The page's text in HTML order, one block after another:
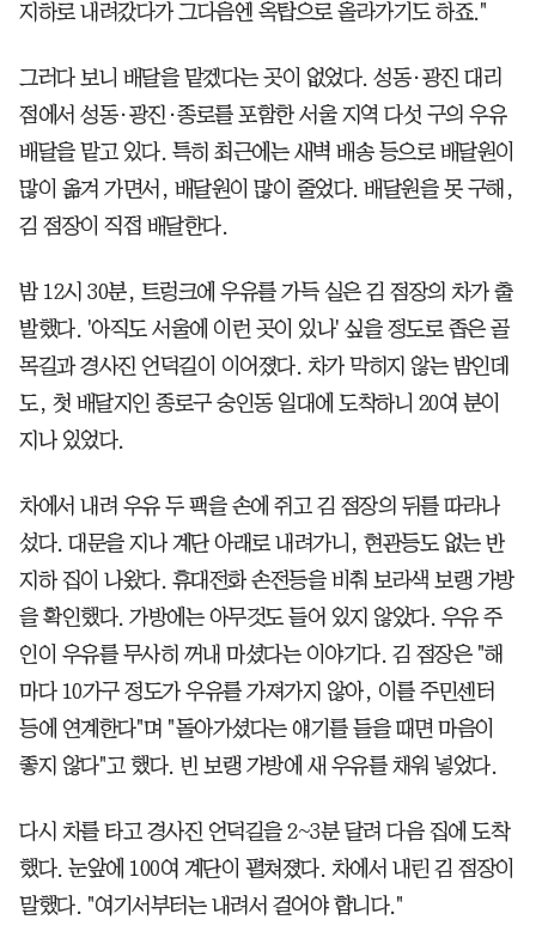
지하로 내려갔다가 그다음엔 옥탑으로 올라가기도 하죠."
그러다 보니 배달을 맡겠다는 곳이 없었다. 성동·광진 대리
점에서 성동·광진·종로를 포함한 서울 지역 다섯 구의 우유
배달을 맡고 있다. 특히 최근에는 새벽 배송 등으로 배달원이
많이 옮겨 가면서, 배달원이 많이 줄었다. 배달원을 못 구해,
김 점장이 직접 배달한다.
밤 12시 30분, 트렁크에 우유를 가득 실은 김 점장의 차가 출
발했다. '아직도 서울에 이런 곳이 있나' 싶을 정도로 좁은 골
목길과 경사진 언덕길이 이어졌다. 차가 막히지 않는 밤인데
도, 첫 배달지인 종로구 숭인동 일대에 도착하니 20여 분이
지나 있었다.
차에서 내려 우유 두 팩을 손에 쥐고 김 점장의 뒤를 따라나
섰다. 대문을 지나 계단 아래로 내려가니, 현관등도 없는 반
지하 집이 나왔다. 휴대전화 손전등을 비춰 보라색 보랭 가방
을 확인했다. 가방에는 아무것도 들어 있지 않았다. 우유 주
인이 우유를 무사히 꺼내 마셨다는 이야기다. 김 점장은 "해
마다 10가구 정도가 우유를 가져가지 않아, 이를 주민센터
등에 연계한다"며 "돌아가셨다는 얘기를 들을 때면 마음이
좋지 않다"고 했다. 빈 보랭 가방에 새 우유를 채워 넣었다.
다시 차를 타고 경사진 언덕길을 2~3분 달려 다음 집에 도착
했다. 눈앞에 100여 계단이 펼쳐졌다. 차에서 내린 김 점장이
말했다. "여기서부터는 내려서 걸어야 합니다."